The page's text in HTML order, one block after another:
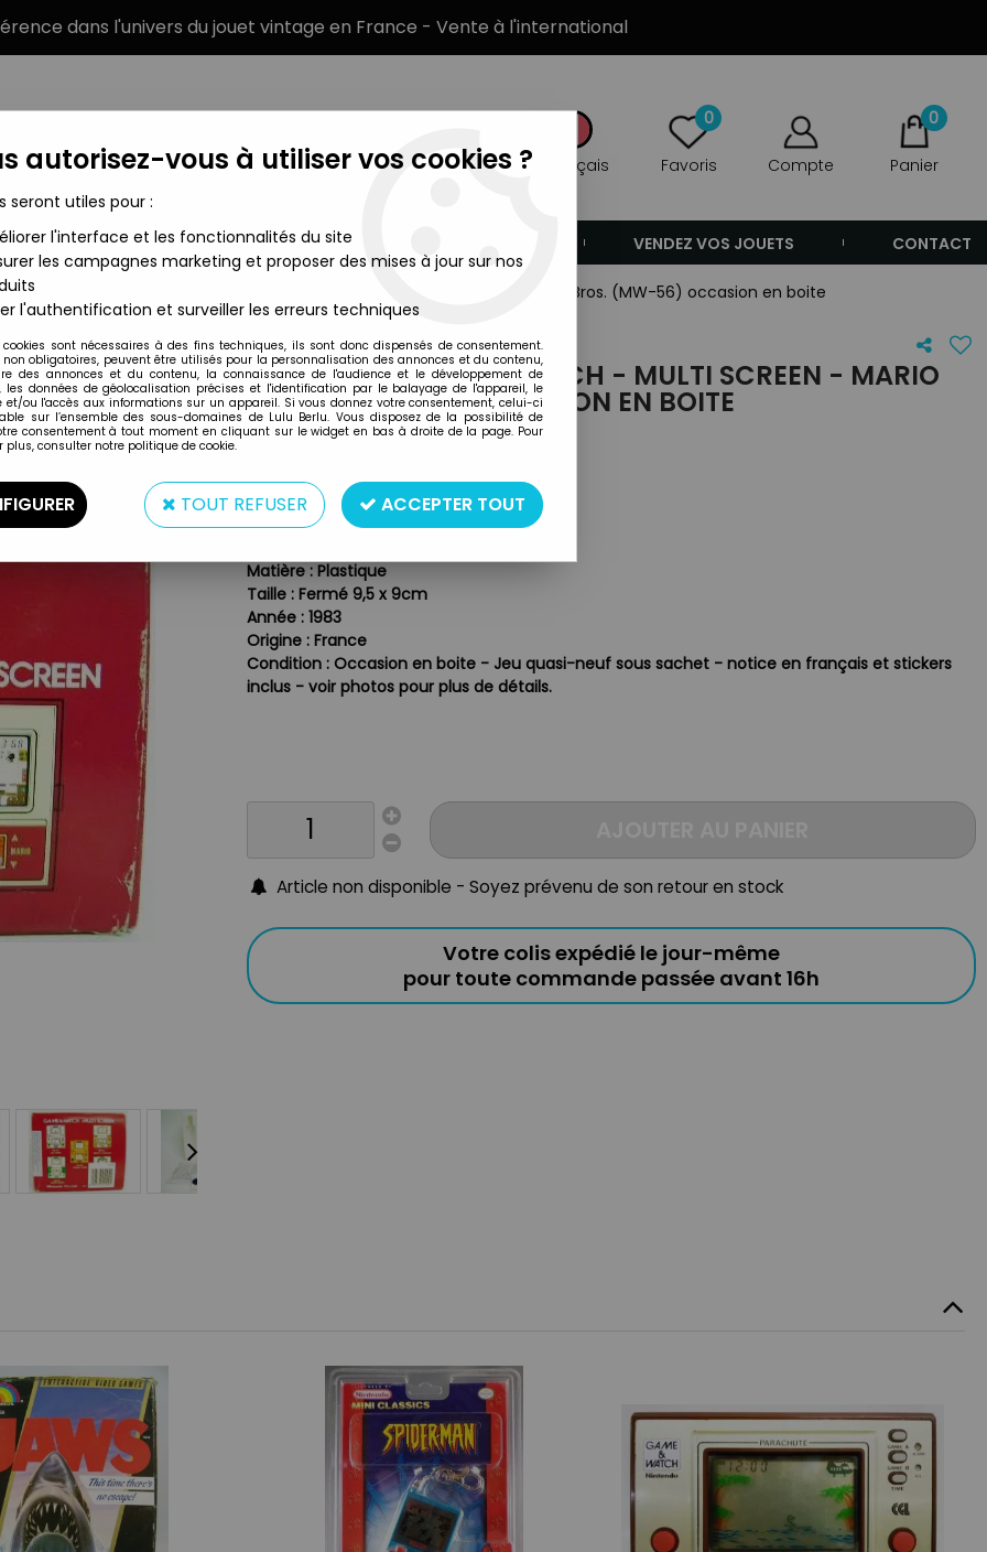
dans l'univers du jouet vintage en France - Vente à l'international
Français
0
Favoris Compte
0
Panier
MARQUES TYPE DE PRODUIT VENDEZ VOS JOUETS CONTACT
& Watch et Table Top Nintendo Game & Watch - Multi Screen - Mario Bros. (MW-56) occasion en boite
Nintendo
NINTENDO GAME & WATCH - MULTI SCREEN - MARIO
BROS. (MW-56) OCCASION EN BOITE
MULTI SCREEN MARIO BROS.
Matière : Plastique
Taille : Fermé 9,5 x 9cm
Année : 1983
Origine : France
Condition : Occasion en boite - Jeu quasi-neuf sous sachet - notice en français et stickers
inclus - voir photos pour plus de détails.
Article non disponible - Soyez prévenu de son retour en stock
Votre colis expédié le jour-même
pour toute commande passée avant 16h
autorisez-vous à utiliser vos cookies ?
seront utiles pour :
l'interface et les fonctionnalités du site
les campagnes marketing et proposer des mises à jour sur nos
l'authentification et surveiller les erreurs techniques
cookies sont nécessaires à des fins techniques, ils sont donc dispensés de consentement.
non obligatoires, peuvent être utilisés pour la personnalisation des annonces et du contenu,
des annonces et du contenu, la connaissance de l'audience et le développement de
les données de géolocalisation précises et l'identification par le balayage de l'appareil, le
et/ou l'accès aux informations sur un appareil. Si vous donnez votre consentement, celui-ci
sur l’ensemble des sous-domaines de Lulu Berlu. Vous disposez de la possibilité de
consentement à tout moment en cliquant sur le widget en bas à droite de la page. Pour
plus, consulter notre politique de cookie.
TOUT REFUSER ACCEPTER TOUT